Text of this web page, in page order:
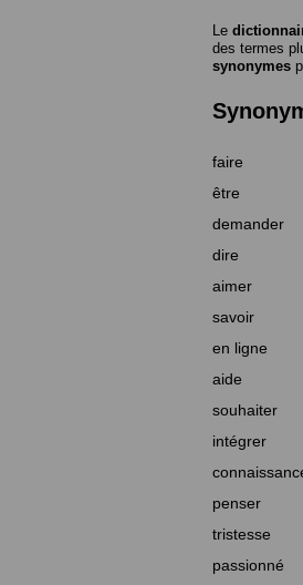
Le
des termes
synonymes
faire
être
demander
dire
aimer
savoir
en ligne
aide
souhaiter
intégrer
penser
tristesse
passionné